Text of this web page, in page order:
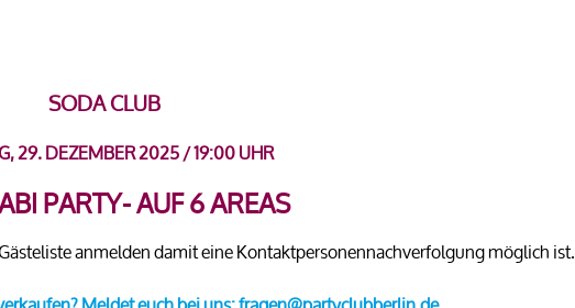
SODA CLUB
29. DEZEMBER 2025/19:00 UHR
PARTY- AUF 6 AREAS
Gästeliste anmelden damit eine Kontaktpersonennachverfolgung möglich ist.